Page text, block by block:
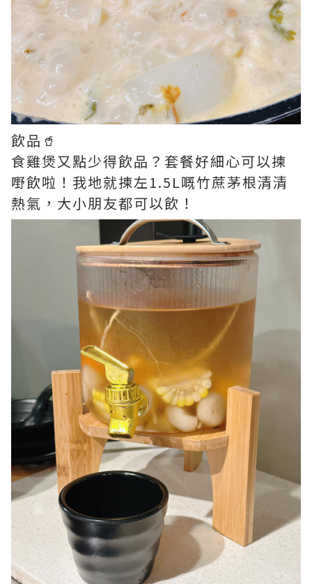
飲品🥤
食雞煲又點少得飲品？套餐好細心可以揀
嘢飲啦！我地就揀左1.5L嘅竹蔗茅根清清
熱氣，大小朋友都可以飲！